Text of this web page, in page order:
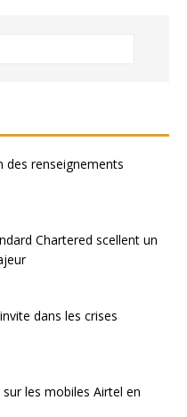
des renseignements
Chartered scellent un
dans les crises
les mobiles Airtel en